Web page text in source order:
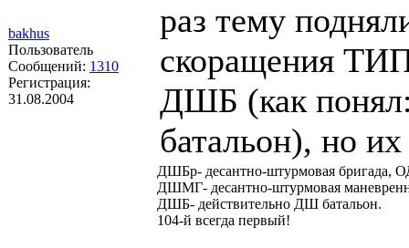
bakhus
Пользователь
Сообщений: 1310
Регистрация:
31.08.2004
раз тему
скоращения
ДШБ (как
батальон), но
ДШБр- десантно-штурмовая бригада,
ДШМГ- десантно-штурмовая
ДШБ- действительно ДШ батальон.
104-й всегда первый!